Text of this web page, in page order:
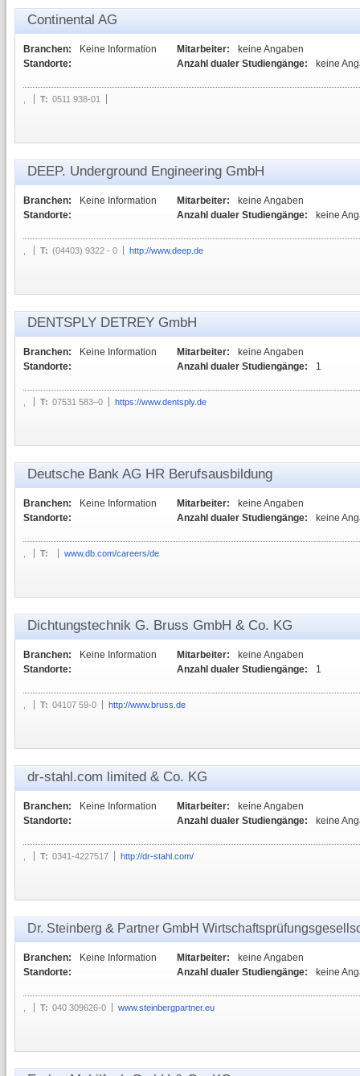
Continental AG
Branchen:
Keine Information
Standorte:
Mitarbeiter:
keine Angaben
Anzahl dualer Studiengänge:
keine
T: 0511 938-01
DEEP. Underground Engineering GmbH
Branchen:
Keine Information
Standorte:
Mitarbeiter:
keine Angaben
Anzahl dualer Studiengänge:
keine
T: (04403) 9322 - 0 http://www.deep.de
DENTSPLY DETREY GmbH
Branchen:
Keine Information
Standorte:
Mitarbeiter:
keine Angaben
Anzahl dualer Studiengänge:
1
T: 07531 583–0 https://www.dentsply.de
Deutsche Bank AG HR Berufsausbildung
Branchen:
Keine Information
Standorte:
Mitarbeiter:
keine Angaben
Anzahl dualer Studiengänge:
keine
T: www.db.com/careers/de
Dichtungstechnik G. Bruss GmbH & Co. KG
Branchen:
Keine Information
Standorte:
Mitarbeiter:
keine Angaben
Anzahl dualer Studiengänge:
1
T: 04107 59-0 http://www.bruss.de
dr-stahl.com limited & Co. KG
Branchen:
Keine Information
Standorte:
Mitarbeiter:
keine Angaben
Anzahl dualer Studiengänge:
keine
T: 0341-4227517 http://dr-stahl.com/
Dr. Steinberg & Partner GmbH
Branchen:
Keine Information
Standorte:
Mitarbeiter:
keine Angaben
Anzahl dualer Studiengänge:
keine
T: 040 309626-0 www.steinbergpartner.eu